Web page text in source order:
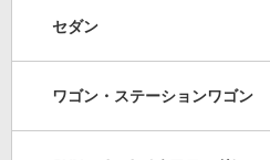
セダン
ワゴン・ステーションワゴン